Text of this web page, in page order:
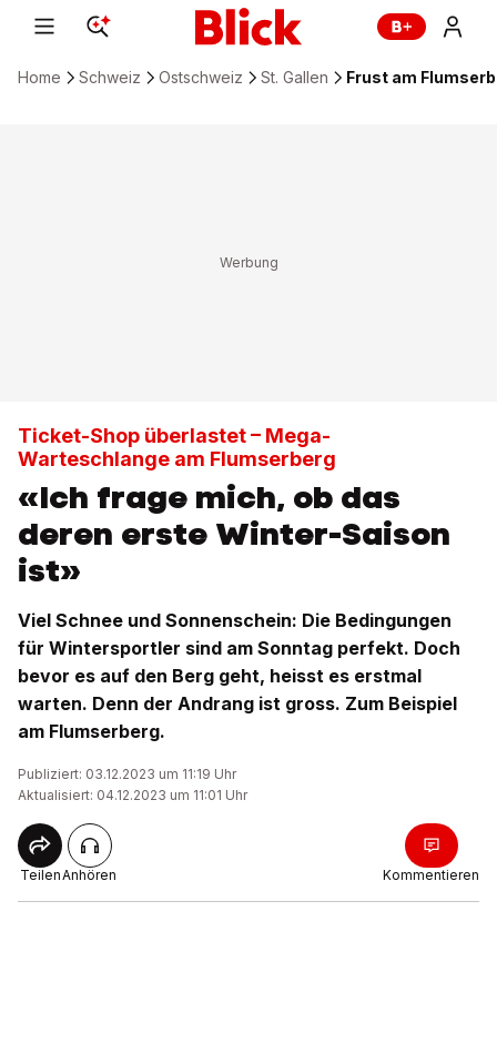
Home Schweiz Ostschweiz St. Gallen Frust am
Ticket-Shop überlastet – Mega-
Warteschlange am Flumserberg
«Ich frage mich, ob das
deren erste Winter-Saison
ist»
Viel Schnee und Sonnenschein: Die Bedingungen
für Wintersportler sind am Sonntag perfekt. Doch
bevor es auf den Berg geht, heisst es erstmal
warten. Denn der Andrang ist gross. Zum Beispiel
am Flumserberg.
Publiziert: 03.12.2023 um 11:19 Uhr
Aktualisiert: 04.12.2023 um 11:01 Uhr
TeilenAnhören Kommentieren